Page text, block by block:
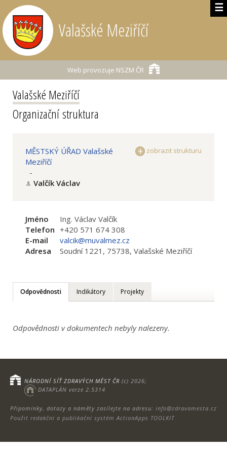
☰
Valašské Meziříčí
Web provozuje NSZM ČR
Valašské Meziříčí
Organizační struktura
zobrazit strukturu
MĚSTSKÝ ÚŘAD Valašské
Meziříčí
-
Valčík Václav
Jméno
Ing. Václav Valčík
Telefon +420 571 674 308
E-mail
valcik@muvalmez.cz
Adresa
Soudní 1221, 75738, Valašské Meziříčí
Odpovědnosti Indikátory Projekty
Odpovědnosti v dokumentech nebyly nalezeny.
Připomínky, dotazy a náměty zasílejte na adresu: info@zdravamesta.cz
Použit redakční a publikační systém ActionApps TOOLKIT
NÁRODNÍ SÍŤ ZDRAVÝCH MĚST ČR (c) 2026;
DATAPLÁN verze 2.5314